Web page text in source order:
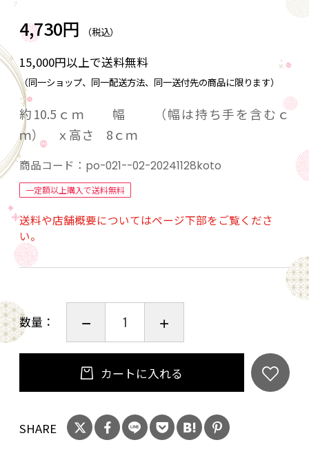
4,730円 （税込）
15,000円以上で送料無料
（同一ショップ、同一配送方法、同一送付先の商品に限ります）
約10.5ｃｍ 幅 （幅は持ち手を含むｃ
ｍ） ｘ高さ 8ｃｍ
商品コード： po-021--02-20241128koto
一定額以上購入で送料無料
送料や店舗概要についてはページ下部をご覧くださ
い。
数量：
カートに入れる
SHARE